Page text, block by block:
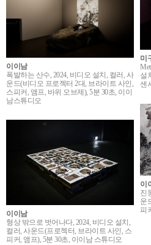
미
설
센
이이남
폭발하는 산수, 2024, 비디오 설치, 컬러, 사
운드(비디오 프로젝터 2대, 브라이트 사인,
스피커, 앰프, 바위 오브제), 5분 30초, 이이
남스튜디오
이
진
운
피
이이남
형상 밖으로 벗어나다, 2024, 비디오 설치,
컬러, 사운드(프로젝터, 브라이트 사인, 스
피커, 앰프), 5분 30초, 이이남 스튜디오